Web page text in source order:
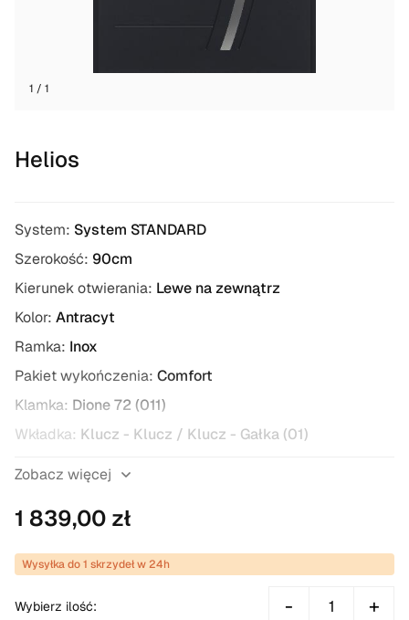
1 / 1
Helios
System: System STANDARD
Szerokość: 90cm
Kierunek otwierania: Lewe na zewnątrz
Kolor: Antracyt
Ramka: Inox
Pakiet wykończenia: Comfort
Klamka: Dione 72 (011)
Wkładka: Klucz - Klucz / Klucz - Gałka (01)
Zobacz więcej
1 839,00 zł
Wysyłka do 1 skrzydeł w 24h
Wybierz ilość: - +